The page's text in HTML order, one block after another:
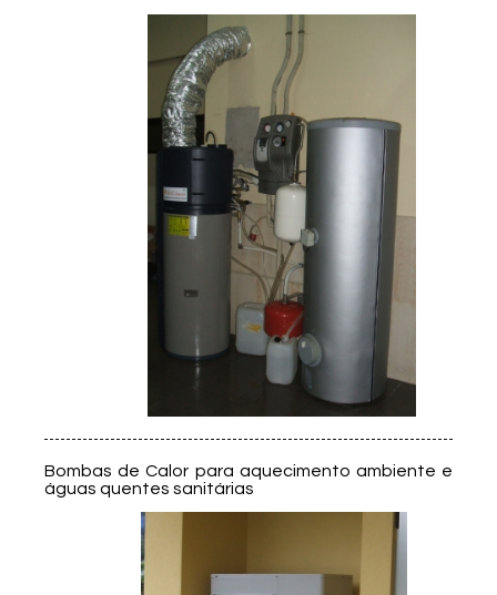
Bombas de Calor para aquecimento ambiente e
águas quentes sanitárias